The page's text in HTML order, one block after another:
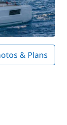
& Plans